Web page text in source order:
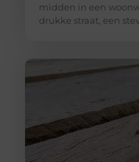
midden in een
drukke straat, een